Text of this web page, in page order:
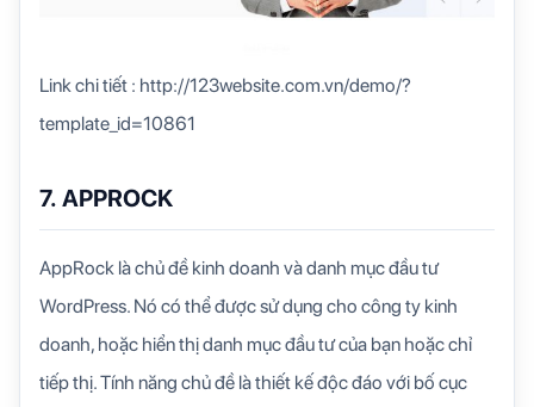
Link chi tiết : http://123website.com.vn/demo/?
template_id=10861
7. APPROCK
AppRock là chủ đề kinh doanh và danh mục đầu tư
WordPress. Nó có thể được sử dụng cho công ty kinh
doanh, hoặc hiển thị danh mục đầu tư của bạn hoặc chỉ
tiếp thị. Tính năng chủ đề là thiết kế độc đáo với bố cục